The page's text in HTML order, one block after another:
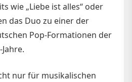
wie „Liebe ist alles“ oder
das Duo zu einer der
Pop-Formationen der
nur für musikalischen